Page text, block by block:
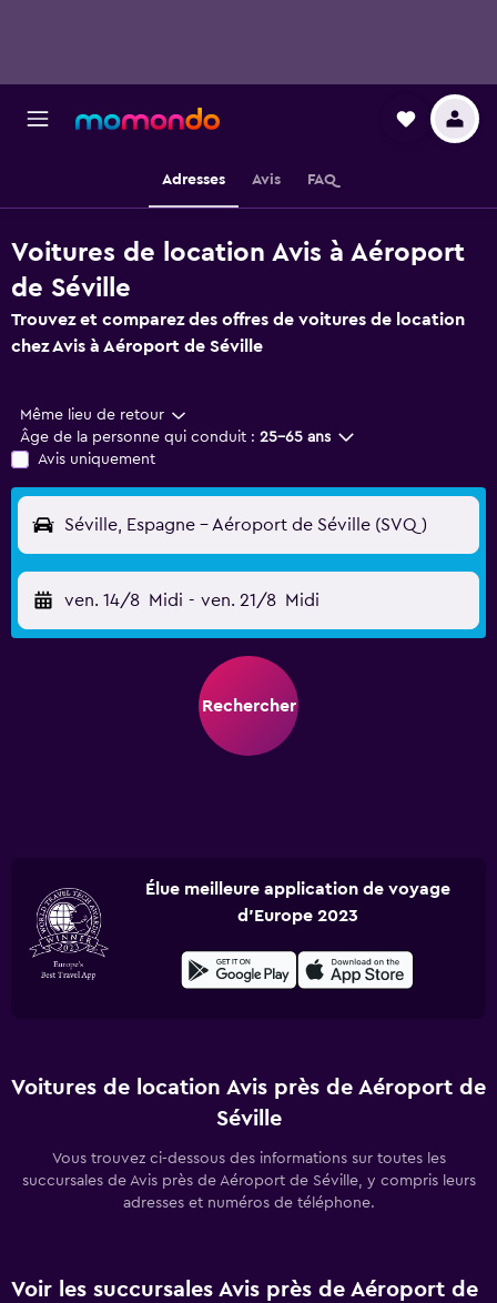
Adresses Avis FAQ
Voitures de location Avis à Aéroport
de Séville
Trouvez et comparez des offres de voitures de location
chez Avis à Aéroport de Séville
Même lieu de retour
Âge de la personne qui conduit : 25-65 ans
Avis uniquement
Séville, Espagne - Aéroport de Séville (SVQ)
ven. 14/8 Midi - ven. 21/8 Midi
Rechercher
Élue meilleure application de voyage
d'Europe 2023
Voitures de location Avis près de Aéroport de
Séville
Vous trouvez ci-dessous des informations sur toutes les
succursales de Avis près de Aéroport de Séville, y compris leurs
adresses et numéros de téléphone.
Voir les succursales Avis près de Aéroport de